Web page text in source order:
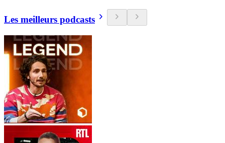
Les meilleurs podcasts